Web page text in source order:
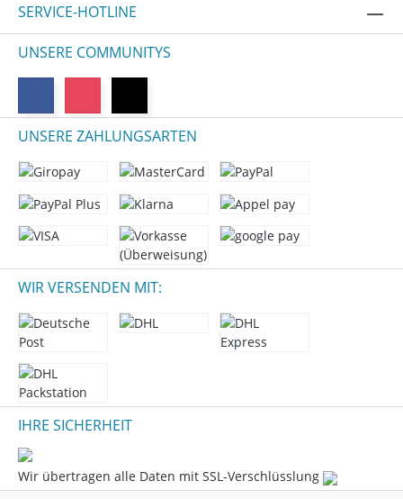
SERVICE-HOTLINE
UNSERE COMMUNITYS
UNSERE ZAHLUNGSARTEN
WIR VERSENDEN MIT:
IHRE SICHERHEIT
Wir übertragen alle Daten mit SSL-Verschlüsslung